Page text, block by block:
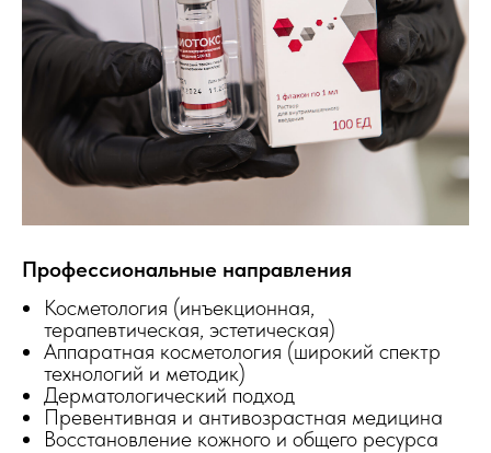
Профессиональные направления
Косметология (инъекционная,
терапевтическая, эстетическая)
Аппаратная косметология (широкий спектр
технологий и методик)
Дерматологический подход
Превентивная и антивозрастная медицина
Восстановление кожного и общего ресурса